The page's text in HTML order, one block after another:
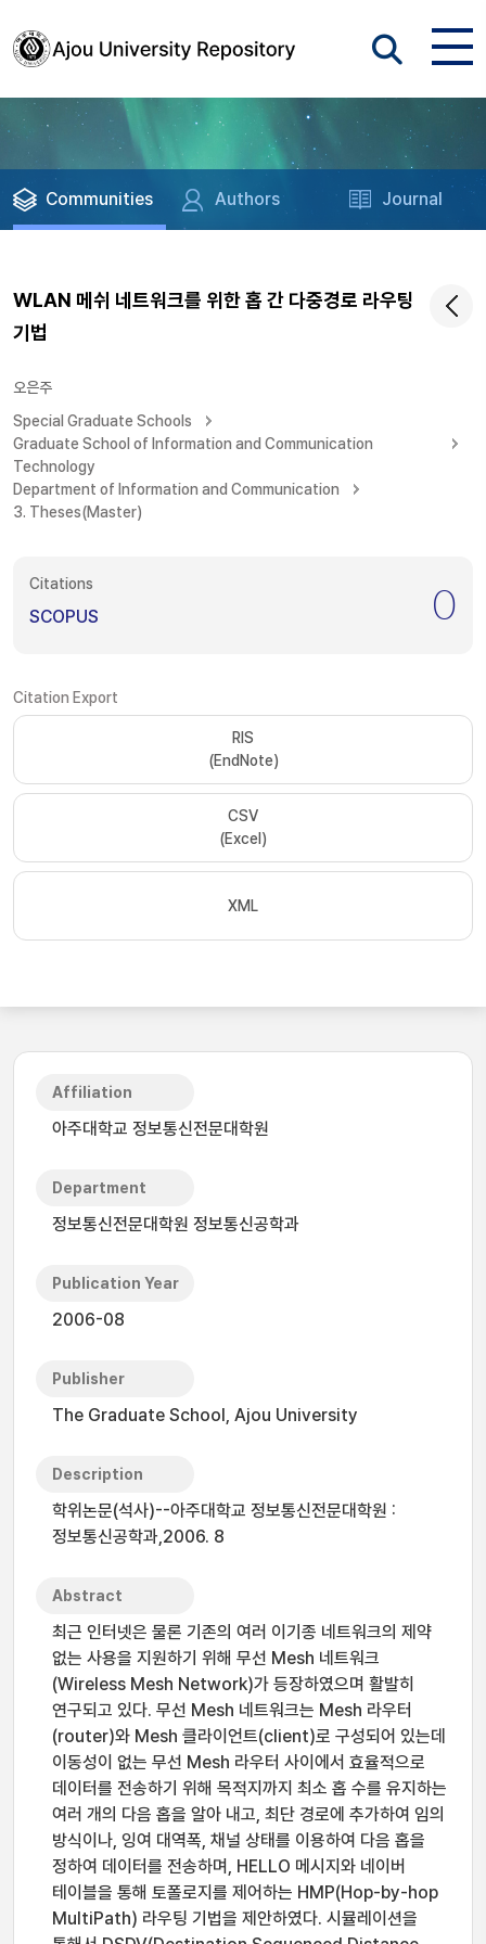
Communities Authors Journal
WLAN 메쉬 네트워크를 위한 홉 간 다중경로 라우팅
기법
오은주
Special Graduate Schools
Graduate School of Information and Communication
Technology
Department of Information and Communication
3. Theses(Master)
Citations
SCOPUS 0
Citation Export
RIS
(EndNote)
CSV
(Excel)
XML
Affiliation
아주대학교 정보통신전문대학원
Department
정보통신전문대학원 정보통신공학과
Publication Year
2006-08
Publisher
The Graduate School, Ajou University
Description
학위논문(석사)--아주대학교 정보통신전문대학원 :
정보통신공학과,2006. 8
Abstract
최근 인터넷은 물론 기존의 여러 이기종 네트워크의 제약
없는 사용을 지원하기 위해 무선 Mesh 네트워크
(Wireless Mesh Network)가 등장하였으며 활발히
연구되고 있다. 무선 Mesh 네트워크는 Mesh 라우터
(router)와 Mesh 클라이언트(client)로 구성되어 있는데
이동성이 없는 무선 Mesh 라우터 사이에서 효율적으로
데이터를 전송하기 위해 목적지까지 최소 홉 수를 유지하는
여러 개의 다음 홉을 알아 내고, 최단 경로에 추가하여 임의
방식이나, 잉여 대역폭, 채널 상태를 이용하여 다음 홉을
정하여 데이터를 전송하며, HELLO 메시지와 네이버
테이블을 통해 토폴로지를 제어하는 HMP(Hop-by-hop
MultiPath) 라우팅 기법을 제안하였다. 시뮬레이션을